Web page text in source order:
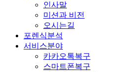
인사말
미션과 비전
오시는길
포렌식분석
서비스분야
카카오톡복구
스마트폰복구